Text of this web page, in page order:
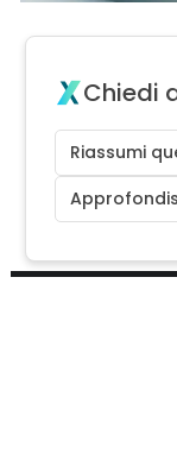
Chiedi
Riassumi